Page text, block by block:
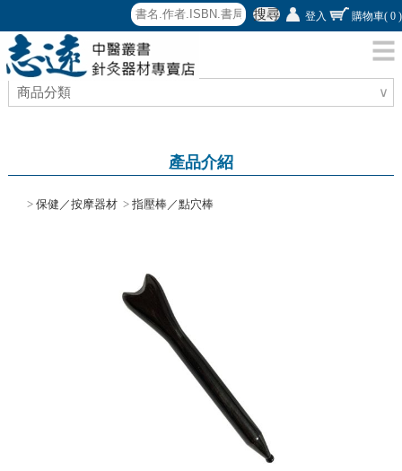
搜尋 登入 購物車( 0 )
商品分類 ∨
產品介紹
>保健／按摩器材 >指壓棒／點穴棒